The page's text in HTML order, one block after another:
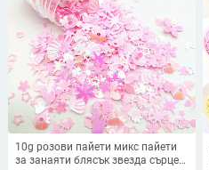
10g розови пайети микс пайети
за занаяти блясък звезда сърце